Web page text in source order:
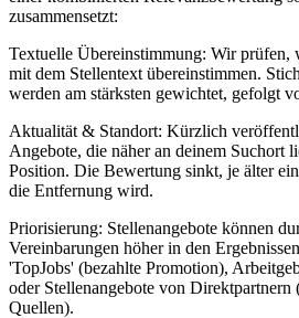
zusammensetzt:
Textuelle Übereinstimmung: Wir prüfen,
mit dem Stellentext übereinstimmen.
werden am stärksten gewichtet, gefolgt
Aktualität & Standort: Kürzlich
Angebote, die näher an deinem Suchort
Position. Die Bewertung sinkt, je älter
die Entfernung wird.
Priorisierung: Stellenangebote können
Vereinbarungen höher in den
'TopJobs' (bezahlte Promotion),
oder Stellenangebote von Direktpartnern
Quellen).